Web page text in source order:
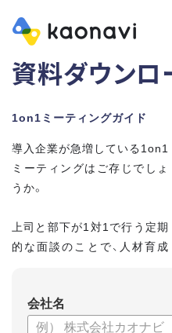
資料ダウンロ
1on1ミーティングガイド
導入企業が急増している1on1
ミーティングはご存じでしょ
うか。
上司と部下が1対1で行う定期
的な面談のことで、人材育成
こちらの資料では、
会社名